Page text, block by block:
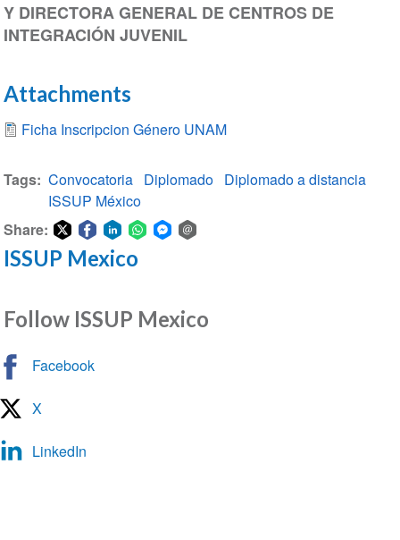
Y DIRECTORA GENERAL DE CENTROS DE
INTEGRACIÓN JUVENIL
Attachments
Ficha Inscripcion Género UNAM
Tags Convocatoria Diplomado Diplomado a distancia
ISSUP México
Share:
ShareShareShareShare
Messenger
ISSUP Mexico
Follow ISSUP Mexico
Facebook
X
LinkedIn